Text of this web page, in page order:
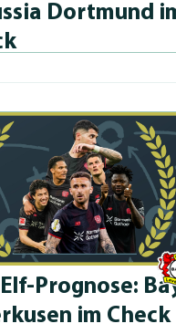
Dortmund
Prog­no­se:
im Check